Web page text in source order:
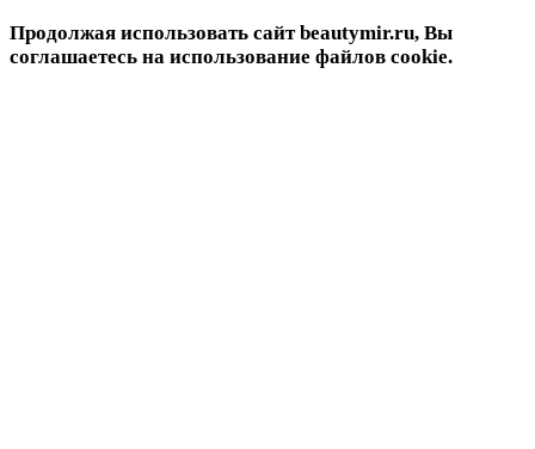
Продолжая использовать сайт beautymir.ru, Вы
соглашаетесь на использование файлов cookie.